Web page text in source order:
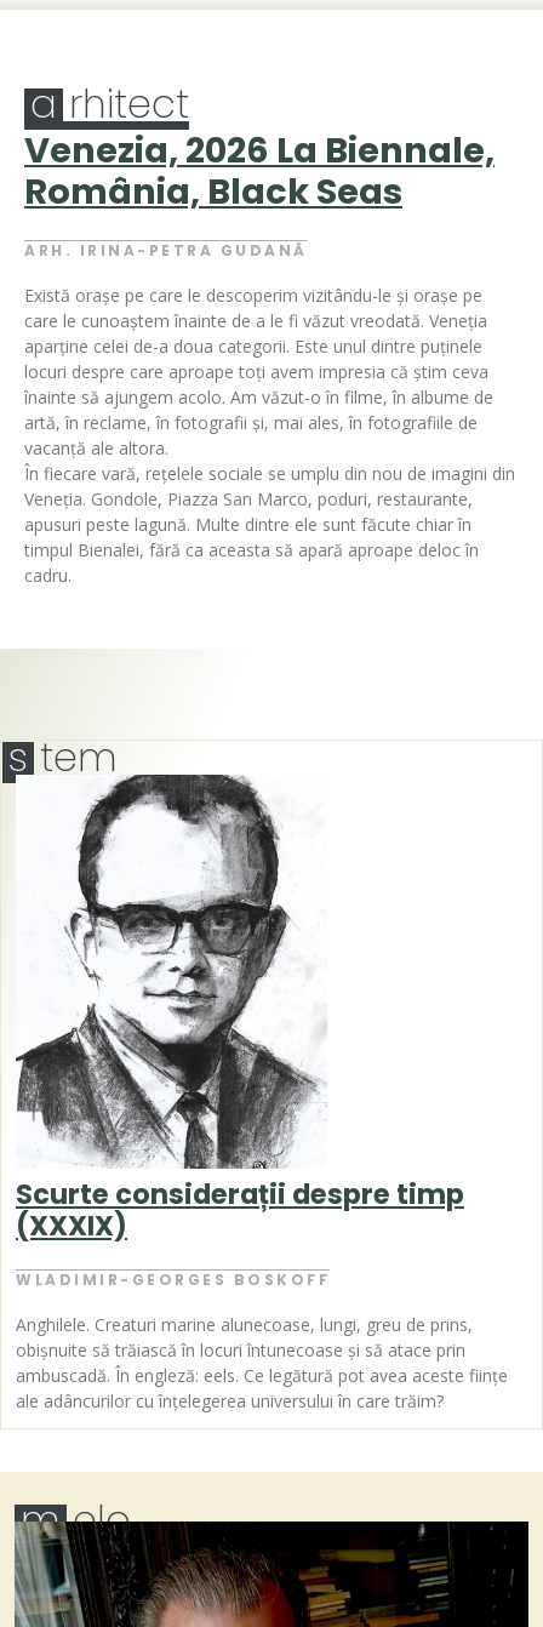
a rhitect
Venezia, 2026 La Biennale,
România, Black Seas
ARH. IRINA-PETRA GUDANĂ
Există orașe pe care le descoperim vizitându-le și orașe pe
care le cunoaștem înainte de a le fi văzut vreodată. Veneția
aparține celei de-a doua categorii. Este unul dintre puținele
locuri despre care aproape toți avem impresia că știm ceva
înainte să ajungem acolo. Am văzut-o în filme, în albume de
artă, în reclame, în fotografii și, mai ales, în fotografiile de
vacanță ale altora.
În fiecare vară, rețelele sociale se umplu din nou de imagini din
Veneția. Gondole, Piazza San Marco, poduri, restaurante,
apusuri peste lagună. Multe dintre ele sunt făcute chiar în
timpul Bienalei, fără ca aceasta să apară aproape deloc în
cadru.
s tem
Scurte considerații despre timp
(XXXIX)
WLADIMIR-GEORGES BOSKOFF
Anghilele. Creaturi marine alunecoase, lungi, greu de prins,
obișnuite să trăiască în locuri întunecoase și să atace prin
ambuscadă. În engleză: eels. Ce legătură pot avea aceste ființe
ale adâncurilor cu înțelegerea universului în care trăim?
m elo